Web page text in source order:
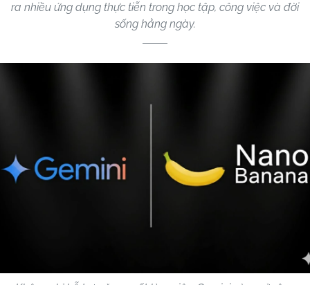
ra nhiều ứng dụng thực tiễn trong học tập, công việc và đời
sống hằng ngày.